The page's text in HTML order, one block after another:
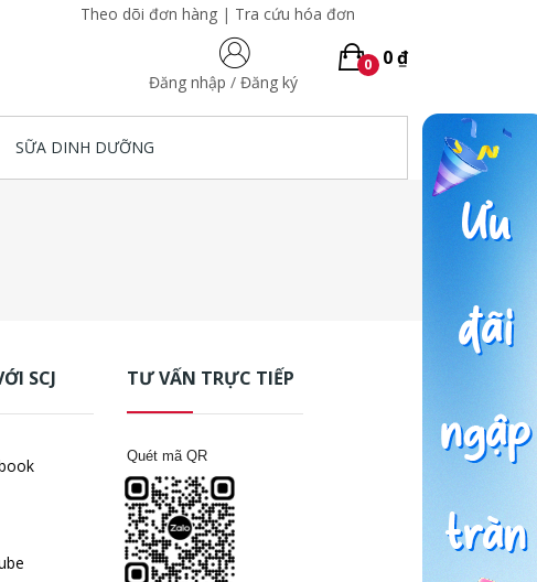
Theo dõi đơn hàng | Tra cứu hóa đơn
0 0 ₫
Đăng nhập /Đăng ký
SỮA DINH DƯỠNG
SCJ TƯ VẤN TRỰC TIẾP
Quét mã QR